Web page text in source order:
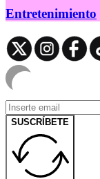
Entretenimiento
SUSCRÍBETE